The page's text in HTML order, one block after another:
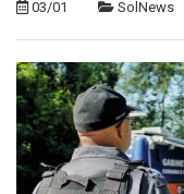
03/01 SolNews